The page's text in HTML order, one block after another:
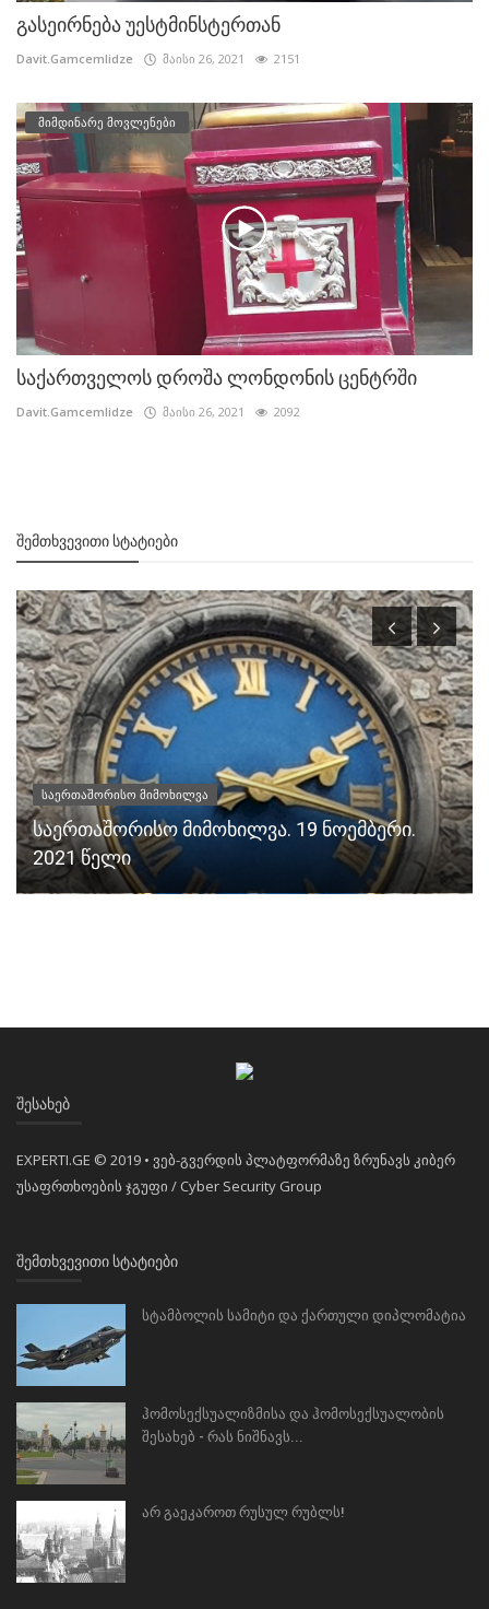
გასეირნება უესტმინსტერთან
Davit.Gamcemlidze მაისი 26, 2021 2151
მიმდინარე მოვლენები
საქართველოს დროშა ლონდონის ცენტრში
Davit.Gamcemlidze მაისი 26, 2021 2092
ᲨᲔᲛᲗᲮᲕᲔᲕᲘᲗᲘ ᲡᲢᲐᲢᲘᲔᲑᲘ
საერთაშორისო მიმოხილვა
საერთაშორისო მიმოხილვა. 19 ნოემბერი.
2021 წელი
ᲨᲔᲡᲐᲮᲔᲑ
EXPERTI.GE © 2019 • ვებ-გვერდის პლატფორმაზე ზრუნავს კიბერ
უსაფრთხოების ჯგუფი / Cyber Security Group
ᲨᲔᲛᲗᲮᲕᲔᲕᲘᲗᲘ ᲡᲢᲐᲢᲘᲔᲑᲘ
სტამბოლის სამიტი და ქართული დიპლომატია
ჰომოსექსუალიზმისა და ჰომოსექსუალობის
შესახებ - რას ნიშნავს...
არ გაეკაროთ რუსულ რუბლს!